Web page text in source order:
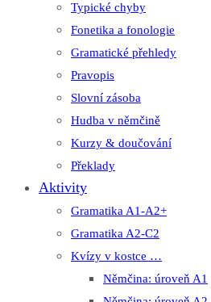
Typické chyby
Fonetika a fonologie
Gramatické přehledy
Pravopis
Slovní zásoba
Hudba v němčině
Kurzy & doučování
Překlady
Aktivity
Gramatika A1-A2+
Gramatika A2-C2
Kvízy v kostce …
Němčina: úroveň A1